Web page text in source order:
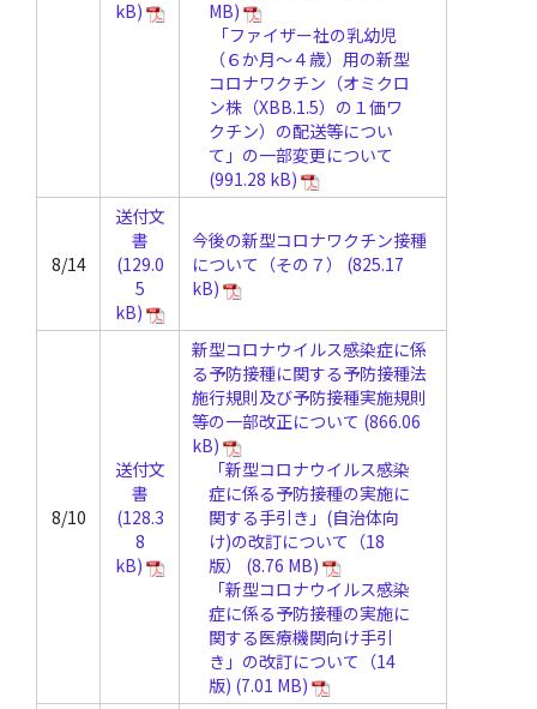
「ファイザー社の乳幼児
（６か月～４歳）用の新型
コロナワクチン（オミクロ
ン株（XBB.1.5）の１価ワ
クチン）の配送等につい
て」の一部変更について
8/14
送付文
書
今後の新型コロナワクチン接種
について（その７）
8/10
送付文
書
新型コロナウイルス感染症に係
る予防接種に関する予防接種法
施行規則及び予防接種実施規則
等の一部改正について
「新型コロナウイルス感染
症に係る予防接種の実施に
関する手引き」(自治体向
け)の改訂について（18
版）
「新型コロナウイルス感染
症に係る予防接種の実施に
関する医療機関向け手引
き」の改訂について（14
版)